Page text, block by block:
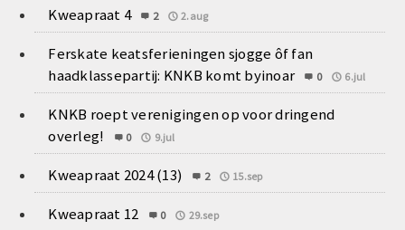
Kweapraat 4 2 2.aug
Ferskate keatsferieningen sjogge ôf fan
haadklassepartij: KNKB komt byinoar
0 6.jul
KNKB roept verenigingen op voor dringend
overleg!
0 9.jul
Kweapraat 2024 (13) 2 15.sep
Kweapraat 12 0 29.sep